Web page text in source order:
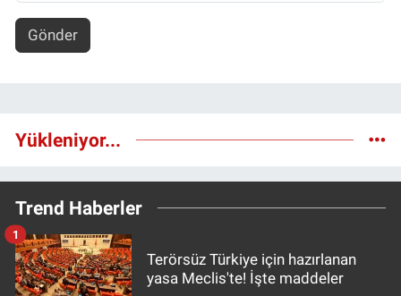
Gönder
Yükleniyor...
Trend Haberler
Terörsüz Türkiye için hazırlanan
yasa Meclis'te! İşte maddeler
1